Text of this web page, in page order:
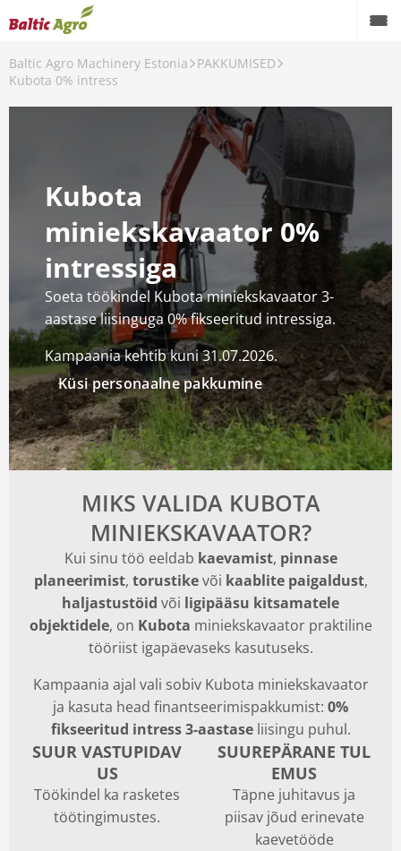
Baltic Agro Machinery Estonia
PAKKUMISED
Kubota 0% intress
Kubota
miniekskavaator 0%
intressiga
Soeta töökindel Kubota miniekskavaator 3-
aastase liisinguga 0% fikseeritud intressiga.
Kampaania kehtib kuni 31.07.2026.
Küsi personaalne pakkumine
MIKS VALIDA KUBOTA
MINIEKSKAVAATOR?
Kui sinu töö eeldab kaevamist, pinnase
planeerimist, torustikevõi kaablite paigaldust,
haljastustöid või ligipääsu kitsamatele
objektidele, on Kubota miniekskavaator praktiline
tööriist igapäevaseks kasutuseks.
Kampaania ajal vali sobiv Kubota miniekskavaator
ja kasuta head finantseerimispakkumist: 0%
fikseeritud intress 3-aastaseliisingu puhul.
SUUR VASTUPIDAV
US
Töökindel ka rasketes
töötingimustes.
SUUREPÄRANE TUL
EMUS
Täpne juhitavus ja
piisav jõud erinevate
kaevetööde